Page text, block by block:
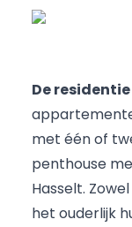
De residentie
met één of
penthouse
Hasselt.
het ouderlijk